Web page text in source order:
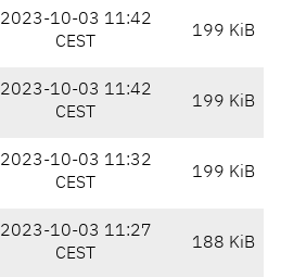
2023-10-03 11:42
CEST
199 KiB
2023-10-03 11:42
CEST
199 KiB
2023-10-03 11:32
CEST
199 KiB
2023-10-03 11:27
CEST
188 KiB